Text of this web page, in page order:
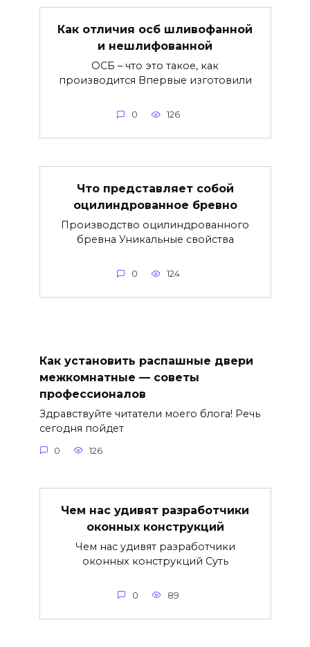
Как отличия осб шливофанной
и нешлифованной
ОСБ – что это такое, как
производится Впервые изготовили
0 126
Что представляет собой
оцилиндрованное бревно
Производство оцилиндрованного
бревна Уникальные свойства
0 124
Как установить распашные двери
межкомнатные — советы
профессионалов
Здравствуйте читатели моего блога! Речь
сегодня пойдет
0 126
Чем нас удивят разработчики
оконных конструкций
Чем нас удивят разработчики
оконных конструкций Суть
0 89